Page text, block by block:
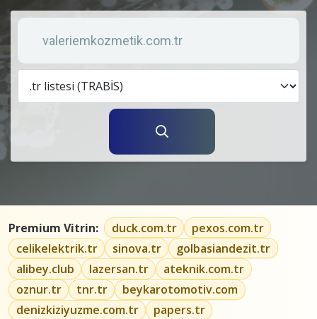
Anahtar kelime
Premium Vitrin: duck.com.tr
pexos.com.tr
celikelektrik.tr
sinova.tr
golbasiandezit.tr
alibey.club
lazersan.tr
ateknik.com.tr
oznur.tr
tnr.tr
beykarotomotiv.com
denizkiziyuzme.com.tr
papers.tr